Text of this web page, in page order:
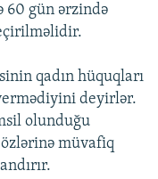
60 gün ərzində
qadın hüquqları
deyirlər.
olunduğu
özlərinə müvafiq